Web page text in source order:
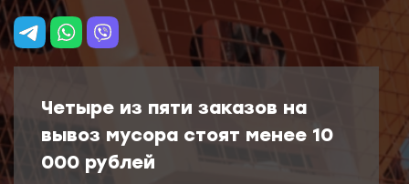
Четыре из пяти заказов на
вывоз мусора стоят менее 10
000 рублей